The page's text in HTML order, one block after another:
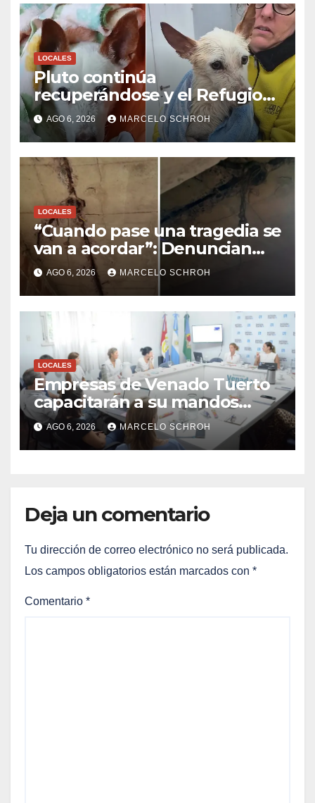
LOCALES
Pluto continúa
recuperándose y el Refugio
Canino de Venado Tuerto
destacó el avance de la causa
judicial por maltrato animal
AGO 6, 2026 MARCELO SCHROH
LOCALES
“Cuando pase una tragedia se
van a acordar”: Denuncian
graves problemas edilicios en
barrio de Venado Tuerto
AGO 6, 2026 MARCELO SCHROH
LOCALES
Empresas de Venado Tuerto
capacitarán a su mandos
medios a través de la Mesa de
Capital Humano
AGO 6, 2026 MARCELO SCHROH
Deja un comentario
Tu dirección de correo electrónico no será publicada.
Los campos obligatorios están marcados con *
Comentario *